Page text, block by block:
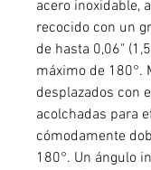
acero inoxidable,
recocido con un
de hasta 0,06"
máximo de 180°.
desplazados con
acolchadas para
cómodamente
180°. Un ángulo